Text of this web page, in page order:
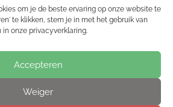
om je de beste ervaring op onze website te
te klikken, stem je in met het gebruik van
onze privacyverklaring.
Accepteren
Weiger